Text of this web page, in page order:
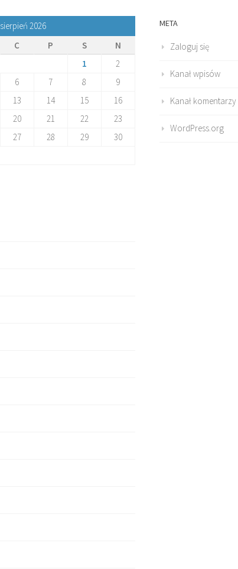
sierpień 2026
C P S
N
1
2
6 7 8
9
13 14 15
16
20 21 22
23
27 28 29
30
META
Zaloguj się
Kanał wpisów
Kanał komentarzy
WordPress.org